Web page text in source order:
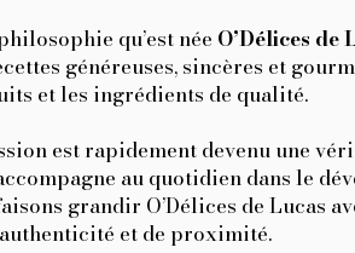
qu’est née O’Délices de
généreuses, sincères et
et les ingrédients de qualité.
est rapidement devenu une
au quotidien dans le
grandir O’Délices de Lucas
et de proximité.